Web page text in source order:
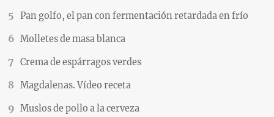
Pan golfo, el pan con fermentación retardada en frío
Molletes de masa blanca
Crema de espárragos verdes
Magdalenas. Vídeo receta
Muslos de pollo a la cerveza